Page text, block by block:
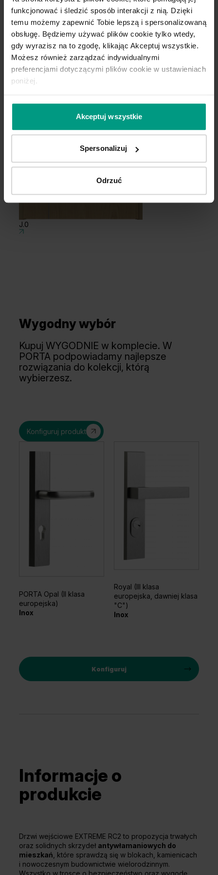
funkcjonować i śledzić sposób interakcji z nią. Dzięki
temu możemy zapewnić Tobie lepszą i spersonalizowaną
obsługę. Będziemy używać plików cookie tylko wtedy,
gdy wyrazisz na to zgodę, klikając Akceptuj wszystkie.
Możesz również zarządzać indywidualnymi
preferencjami dotyczącymi plików cookie w ustawieniach
poniżej.
Akceptuj wszystkie
Spersonalizuj
Odrzuć
Kaszmir Szary Piaskowy
Dąb Brunatny
Mocca Dąb Biały
Tabacco Czarny
Orzech
J.0
Wygodny wybór
Kupuj WYGODNIE w komplecie. W
PORTA podpowiadamy najlepsze
rozwiązania do kolekcji, którą
wybierzesz.
Konfiguruj produkt
PORTA Opal (II klasa
europejska)
Inox
Royal (III klasa
europejska, dawniej klasa
"C")
Inox
Konfiguruj
Informacje o
produkcie
Drzwi wejściowe EXTREME RC2 to propozycja trwałych
oraz solidnych skrzydeł antywłamaniowych do
mieszkań , które sprawdzą się w blokach, kamienicach
i nowoczesnym budownictwie wielorodzinnym.
Wszystko w trosce o bezpieczeństwo oraz wygodę